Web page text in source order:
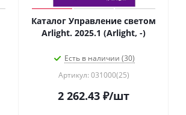
Каталог Управление светом
Arlight. 2025.1 (Arlight, -)
Есть в наличии (30)
Артикул: 031000(25)
2 262.43 ₽/шт